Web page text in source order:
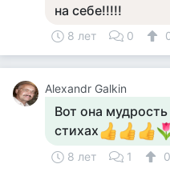
на себе!!!!!
8 лет 0
Alexandr Galkin
Вот она
стихах
8 лет 1
0